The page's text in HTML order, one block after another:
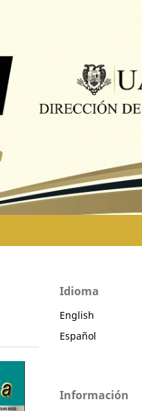
Idioma
English
Español
Información